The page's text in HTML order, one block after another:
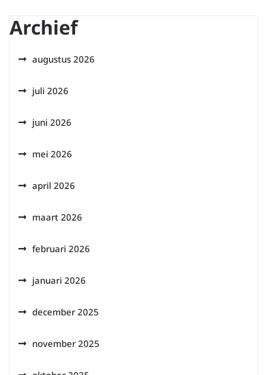
Archief
augustus 2026
juli 2026
juni 2026
mei 2026
april 2026
maart 2026
februari 2026
januari 2026
december 2025
november 2025